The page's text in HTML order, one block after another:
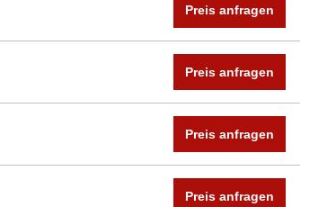
Preis anfragen
Preis anfragen
Preis anfragen
Preis anfragen